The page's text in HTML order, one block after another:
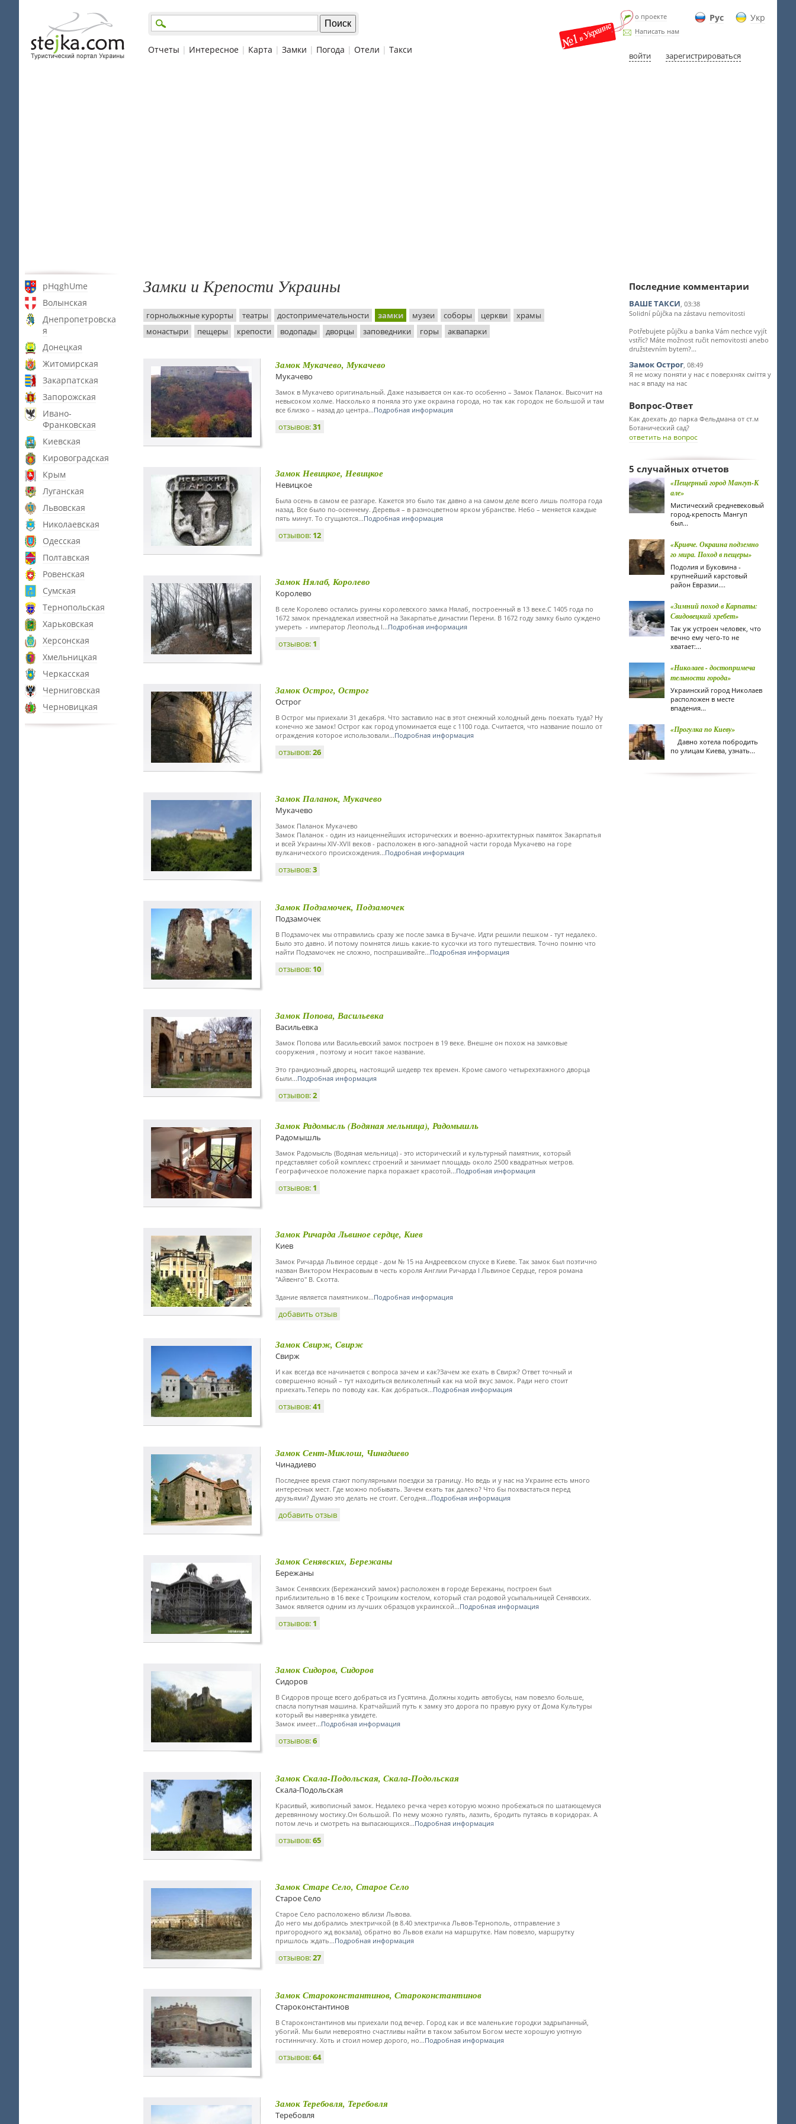
Рус Укр
о проекте
Написать нам
войти зарегистрироваться
Отчеты | Интересное | Карта | Замки | Погода | Отели | Такси
pHqghUme
Волынская
Днепропетровска
я
Донецкая
Житомирская
Закарпатская
Запорожская
Ивано-
Франковская
Киевская
Кировоградская
Крым
Луганская
Львовская
Николаевская
Одесская
Полтавская
Ровенская
Сумская
Тернопольская
Харьковская
Херсонская
Хмельницкая
Черкасская
Черниговская
Черновицкая
Замки и Крепости Украины
горнолыжные курорты театры достопримечательности замки музеи соборы церкви
храмы
монастыри
пещеры крепости водопады дворцы заповедники горы аквапарки
Замок Мукачево, Мукачево
Мукачево
Замок в Мукачево оригинальный. Даже называется он как-то особенно – Замок Паланок. Высочит на
невысоком холме. Насколько я поняла это уже окраина города, но так как городок не большой и там
все близко – назад до центра...Подробная информация
отзывов:31
Замок Невицкое, Невицкое
Невицкое
Была осень в самом ее разгаре. Кажется это было так давно а на самом деле всего лишь полтора года
назад. Все было по-осеннему. Деревья – в разноцветном ярком убранстве. Небо – меняется каждые
пять минут. То сгущаются...Подробная информация
отзывов: 12
Замок Нялаб, Королево
Королево
В селе Королево остались руины королевского замка Нялаб, построенный в 13 веке.С 1405 года по
1672 замок пренадлежал известной на Закарпатье династии Перени. В 1672 году замку было суждено
умереть - император Леопольд I...Подробная информация
отзывов: 1
Замок Острог, Острог
Острог
В Острог мы приехали 31 декабря. Что заставило нас в этот снежный холодный день поехать туда? Ну
конечно же замок! Острог как город упоминается еще с 1100 года. Считается, что название пошло от
ограждения которое использовали...Подробная информация
отзывов:26
Замок Паланок, Мукачево
Мукачево
Замок Паланок Мукачево
Замок Паланок - один из наиценнейших исторических и военно-архитектурных памяток Закарпатья
и всей Украины XIV-XVII веков - расположен в юго-западной части города Мукачево на горе
вулканического происхождения...Подробная информация
отзывов:3
Замок Подзамочек, Подзамочек
Подзамочек
В Подзамочек мы отправились сразу же после замка в Бучаче. Идти решили пешком - тут недалеко.
Было это давно. И потому помнятся лишь какие-то кусочки из того путешествия. Точно помню что
найти Подзамочек не сложно, поспрашивайте...Подробная информация
отзывов: 10
Замок Попова, Васильевка
Васильевка
Замок Попова или Васильевский замок построен в 19 веке. Внешне он похож на замковые
сооружения , поэтому и носит такое название.
Это грандиозный дворец, настоящий шедевр тех времен. Кроме самого четырехэтажного дворца
были...Подробная информация
отзывов:2
Замок Радомысль (Водяная мельница), Радомышль
Радомышль
Замок Радомысль (Водяная мельница) - это исторический и культурный памятник, который
представляет собой комплекс строений и занимает площадь около 2500 квадратных метров.
Географическое положение парка поражает красотой...Подробная информация
отзывов: 1
Замок Ричарда Львиное сердце, Киев
Киев
Замок Ричарда Львиное сердце - дом № 15 на Андреевском спуске в Киеве. Так замок был поэтично
назван Виктором Некрасовым в честь короля Англии Ричарда I Львиное Сердце, героя романа
"Айвенго" В. Скотта.
Здание является памятником...Подробная информация
добавить отзыв
Замок Свирж, Свирж
Свирж
И как всегда все начинается с вопроса зачем и как?Зачем же ехать в Свирж? Ответ точный и
совершенно ясный – тут находиться великолепный как на мой вкус замок. Ради него стоит
приехать.Теперь по поводу как. Как добраться...Подробная информация
отзывов:41
Замок Сент-Миклош, Чинадиево
Чинадиево
Последнее время стают популярными поездки за границу. Но ведь и у нас на Украине есть много
интересных мест. Где можно побывать. Зачем ехать так далеко? Что бы похвастаться перед
друзьями? Думаю это делать не стоит. Сегодня...Подробная информация
добавить отзыв
Замок Сенявских, Бережаны
Бережаны
Замок Сенявских (Бережанский замок) расположен в городе Бережаны, построен был
приблизительно в 16 веке с Троицким костелом, который стал родовой усыпальницей Сенявских.
Замок является одним из лучших образцов украинской...Подробная информация
отзывов: 1
Замок Сидоров, Сидоров
Сидоров
В Сидоров проще всего добраться из Гусятина. Должны ходить автобусы, нам повезло больше,
спасла попутная машина. Кратчайший путь к замку это дорога по правую руку от Дома Культуры
который вы наверняка увидете.
Замок имеет...Подробная информация
отзывов:6
Замок Скала-Подольская, Скала-Подольская
Скала-Подольская
Красивый, живописный замок. Недалеко речка через которую можно пробежаться по шатающемуся
деревянному мостику.Он большой. По нему можно гулять, лазить, бродить путаясь в коридорах. А
потом лечь и смотреть на выпасающихся...Подробная информация
отзывов:65
Замок Старе Село, Старое Село
Старое Село
Старое Село расположено вблизи Львова.
До него мы добрались электричкой (в 8.40 электричка Львов-Тернополь, отправление з
пригородного жд вокзала), обратно во Львов ехали на маршрутке. Нам повезло, маршрутку
пришлось ждать...Подробная информация
отзывов:27
Замок Староконстантинов, Староконстантинов
Староконстантинов
В Староконстантинов мы приехали под вечер. Город как и все маленькие городки задрыпанный,
убогий. Мы были невероятно счастливы найти в таком забытом Богом месте хорошую уютную
гостинничку. Хоть и стоил номер дорого, но...Подробная информация
отзывов:64
Замок Теребовля, Теребовля
Теребовля
Последние комментарии
ВАШЕ ТАКСИ, 03:38
Solidní půjčka na zástavu nemovitosti
Potřebujete půjčku a banka Vám nechce vyjít
vstříc? Máte možnost ručit nemovitosti anebo
družstevním bytem?...
Замок Острог, 08:49
Я не можу поняти у нас є поверхнях сміття у
нас я впаду на нас
Вопрос-Ответ
Как доехать до парка Фельдмана от ст.м
Ботанический сад?
ответить на вопрос
5 случайных отчетов
«Пещерный город Мангуп-К
але»
Мистический средневековый
город-крепость Мангуп
был...
«Кривче. Окраина подземно
го мира. Поход в пещеры»
Подолия и Буковина -
крупнейший карстовый
район Евразии....
«Зимний поход в Карпаты:
Свидовецкий хребет»
Так уж устроен человек, что
вечно ему чего-то не
хватает:...
«Николаев - достопримеча
тельности города»
Украинский город Николаев
расположен в месте
впадения...
«Прогулка по Киеву»
Давно хотела побродить
по улицам Киева, узнать...